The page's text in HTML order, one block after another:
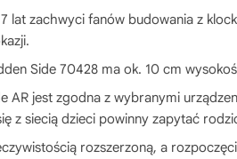
lat zachwyci fanów budowania z
Side 70428 ma ok. 10 cm
AR jest zgodna z wybranymi
z siecią dzieci powinny zapytać
rozszerzoną, a